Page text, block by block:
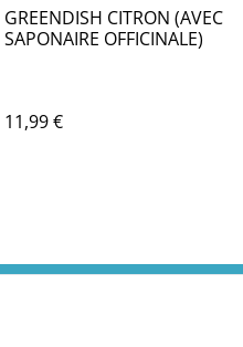
GREENDISH CITRON (AVEC
SAPONAIRE OFFICINALE)
11,99 €